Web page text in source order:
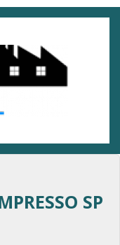
SP